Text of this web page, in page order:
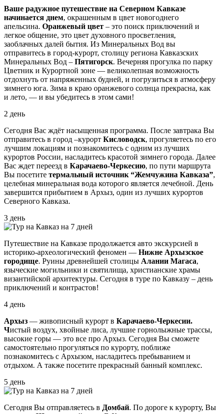
Ваше радужное путешествие на Северном Кавказе
начинается днем, окрашенным в цвет новогоднего
апельсина. Оранжевый цвет – это поиск приключений и
легкое общение, это цвет духовного просветления,
заоблачных далей бытия. Из Минеральных Вод вы
отправитесь в город-курорт, столицу региона Кавказских
Минеральных Вод – Пятигорск. Вечерняя прогулка по парку
Цветник и Курортной зоне — великолепная возможность
отдохнуть от напряженных будней, и погрузиться в атмосферу
зимнего юга. Зима в краю оранжевого солнца прекрасна, как
и лето, — и вы убедитесь в этом сами!
2 день
Сегодня Вас ждёт насыщенная программа. После завтрака Вы
отправитесь в город –курорт Кисловодск, прогуляетесь по его
лучшим локациям и познакомитесь с одним из лучших
курортов России, насладитесь красотой зимнего города. Далее
Вас ждет переезд в Карачаево-Черкесию, по пути маршрута
Вы посетите термальный источник “Жемчужина Кавказа”,
целебная минеральная вода которого является лечебной. День
завершится прибытием в Архыз, один из лучших курортов
Северного Кавказа.
3 день
Путешествие на Кавказе продолжается авто экскурсией в
историко-археологический феномен — Нижне Архызское
городище. Руины древнейшей столицы Алании Магаса,
языческие могильники и святилища, христианские храмы
византийской архитектуры. Сегодня в туре по Кавказу – день
приключений и контрастов!
4 день
Архыз — живописный курорт в Карачаево-Черкесии.
Чистый воздух, хвойные лиса, лучшие горнолыжные трассы,
высокие горы — это все про Архыз. Сегодня Вы сможете
самостоятельно прогуляться по курорту, поближе
познакомитесь с Архызом, насладитесь пребыванием и
отдыхом. А также посетите прекрасный банный комплекс.
5 день
Сегодня Вы отправляетесь в Домбай. По дороге к курорту, Вы